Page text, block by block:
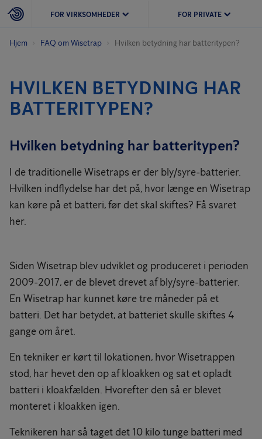
FOR VIRKSOMHEDER FOR PRIVATE
Hjem FAQ om Wisetrap Hvilken betydning har batteritypen?
HVILKEN BETYDNING HAR
BATTERITYPEN?
Hvilken betydning har batteritypen?
I de traditionelle Wisetraps er der bly/syre-batterier.
Hvilken indflydelse har det på, hvor længe en Wisetrap
kan køre på et batteri, før det skal skiftes? Få svaret
her.
Siden Wisetrap blev udviklet og produceret i perioden
2009-2017, er de blevet drevet af bly/syre-batterier.
En Wisetrap har kunnet køre tre måneder på et
batteri. Det har betydet, at batteriet skulle skiftes 4
gange om året.
En tekniker er kørt til lokationen, hvor Wisetrappen
stod, har hevet den op af kloakken og sat et opladt
batteri i kloakfælden. Hvorefter den så er blevet
monteret i kloakken igen.
Teknikeren har så taget det 10 kilo tunge batteri med